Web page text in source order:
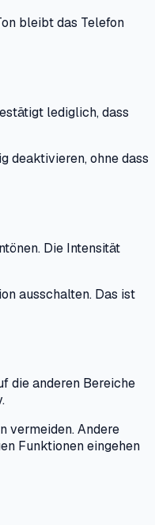
bleibt das Telefon
lediglich, dass
deaktivieren, ohne dass
Die Intensität
ausschalten. Das ist
die anderen Bereiche
vermeiden. Andere
Funktionen eingehen